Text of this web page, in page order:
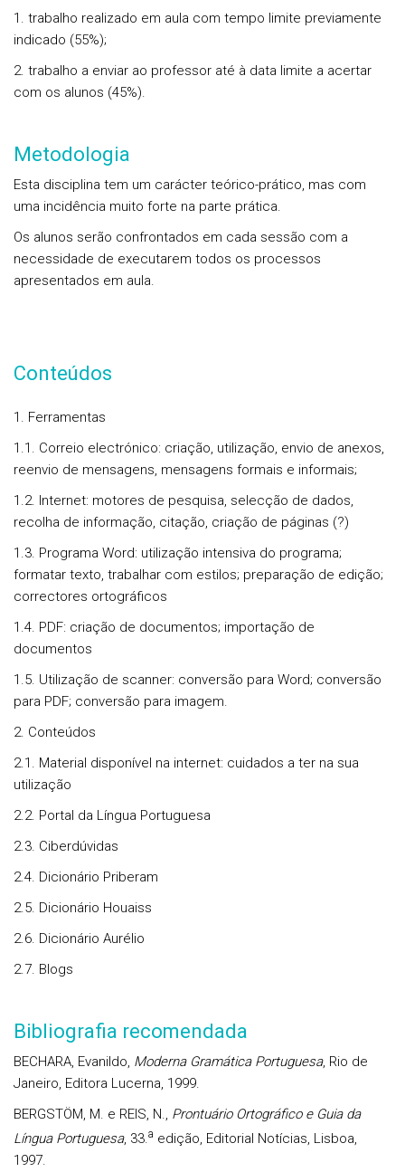
1. trabalho realizado em aula com tempo limite previamente
indicado (55%);
2. trabalho a enviar ao professor até à data limite a acertar
com os alunos (45%).
Metodologia
Esta disciplina tem um carácter teórico-prático, mas com
uma incidência muito forte na parte prática.
Os alunos serão confrontados em cada sessão com a
necessidade de executarem todos os processos
apresentados em aula.
Conteúdos
1. Ferramentas
1.1. Correio electrónico: criação, utilização, envio de anexos,
reenvio de mensagens, mensagens formais e informais;
1.2. Internet: motores de pesquisa, selecção de dados,
recolha de informação, citação, criação de páginas (?)
1.3. Programa Word: utilização intensiva do programa;
formatar texto, trabalhar com estilos; preparação de edição;
correctores ortográficos
1.4. PDF: criação de documentos; importação de
documentos
1.5. Utilização de scanner: conversão para Word; conversão
para PDF; conversão para imagem.
2. Conteúdos
2.1. Material disponível na internet: cuidados a ter na sua
utilização
2.2. Portal da Língua Portuguesa
2.3. Ciberdúvidas
2.4. Dicionário Priberam
2.5. Dicionário Houaiss
2.6. Dicionário Aurélio
2.7. Blogs
Bibliografia recomendada
BECHARA, Evanildo, Moderna Gramática Portuguesa, Rio de
Janeiro, Editora Lucerna, 1999.
BERGSTÖM, M. e REIS, N., Prontuário Ortográfico e Guia da
Língua Portuguesa, 33.a edição, Editorial Notícias, Lisboa,
1997.